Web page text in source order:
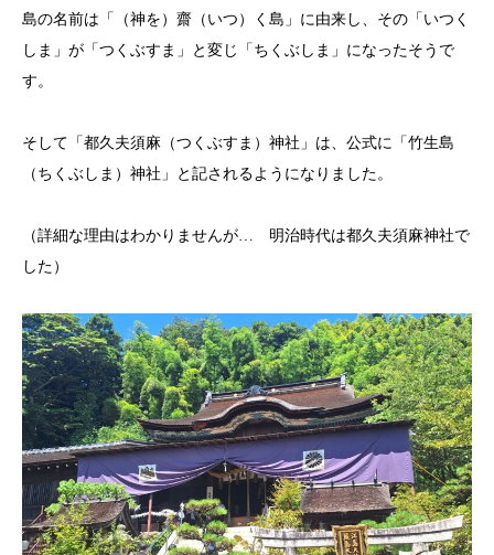
島の名前は「（神を）齋（いつ）く島」に由来し、その「いつく
しま」が「つくぶすま」と変じ「ちくぶしま」になったそうで
す。
そして「都久夫須麻（つくぶすま）神社」は、公式に「竹生島
（ちくぶしま）神社」と記されるようになりました。
（詳細な理由はわかりませんが… 明治時代は都久夫須麻神社で
した）